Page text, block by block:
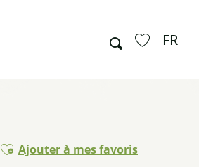
Recherche FR
Ajouter aux favoris
Ajouter à mes favoris